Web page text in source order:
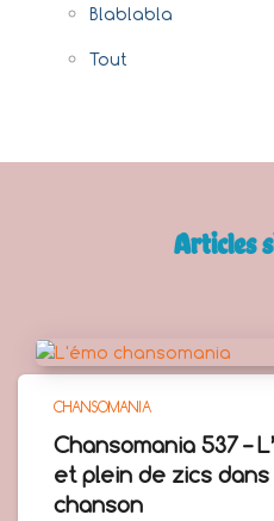
Blablabla
Tout
Articles
CHANSOMANIA
Chansomania 537 –
et plein de zics
chanson